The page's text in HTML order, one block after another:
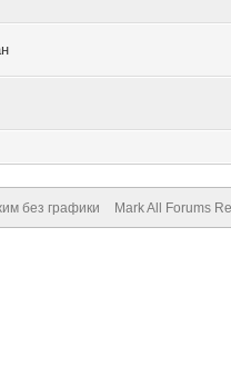
без графики Mark All Forums